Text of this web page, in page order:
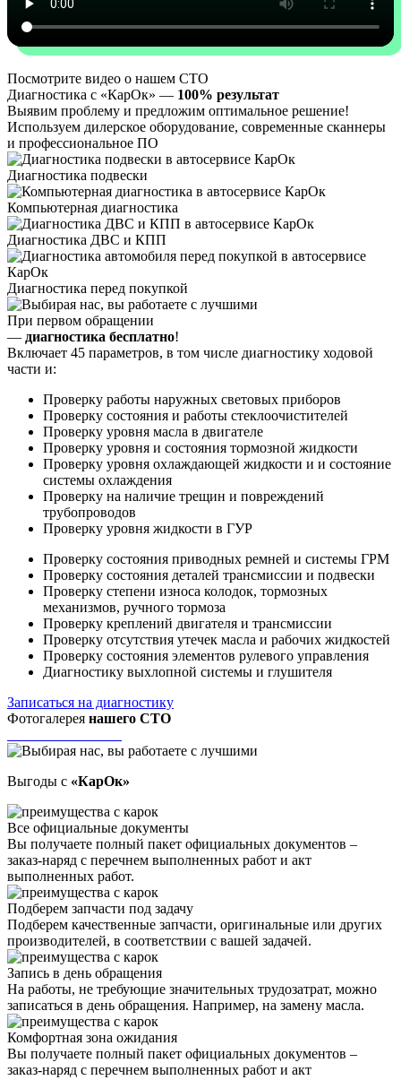
Посмотрите видео о нашем СТО
Диагностика с «КарОк» — 100% результат
Выявим проблему и предложим оптимальное решение!
Используем дилерское оборудование, современные сканнеры
и профессиональное ПО
Диагностика подвески
Компьютерная диагностика
Диагностика ДВС и КПП
Диагностика перед покупкой
При первом обращении
— диагностика бесплатно!
Включает 45 параметров, в том числе диагностику ходовой
части и:
Проверку работы наружных световых приборов
Проверку состояния и работы стеклоочистителей
Проверку уровня масла в двигателе
Проверку уровня и состояния тормозной жидкости
Проверку уровня охлаждающей жидкости и и состояние
системы охлаждения
Проверку на наличие трещин и повреждений
трубопроводов
Проверку уровня жидкости в ГУР
Проверку состояния приводных ремней и системы ГРМ
Проверку состояния деталей трансмиссии и подвески
Проверку степени износа колодок, тормозных
механизмов, ручного тормоза
Проверку креплений двигателя и трансмиссии
Проверку отсутствия утечек масла и рабочих жидкостей
Проверку состояния элементов рулевого управления
Диагностику выхлопной системы и глушителя
Записаться на диагностику
Фотогалерея нашего СТО
Выгоды с «КарОк»
Все официальные документы
Вы получаете полный пакет официальных документов –
заказ-наряд с перечнем выполненных работ и акт
выполненных работ.
Подберем запчасти под задачу
Подберем качественные запчасти, оригинальные или других
производителей, в соответствии с вашей задачей.
Запись в день обращения
На работы, не требующие значительных трудозатрат, можно
записаться в день обращения. Например, на замену масла.
Комфортная зона ожидания
Вы получаете полный пакет официальных документов –
заказ-наряд с перечнем выполненных работ и акт